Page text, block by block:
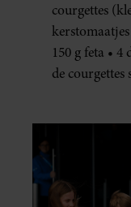
courgettes
150 g feta •
de